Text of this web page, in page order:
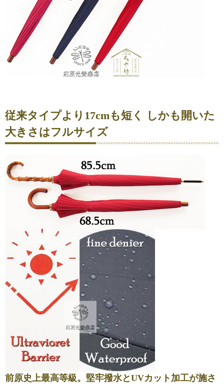
従来タイプより17cmも短く しかも開いた
大きさはフルサイズ
前原史上最高等級。堅牢撥水とUVカット加工が施さ